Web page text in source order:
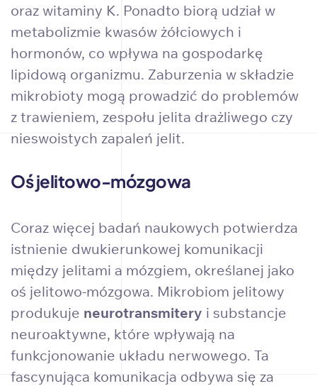
oraz witaminy K. Ponadto biorą udział w
metabolizmie kwasów żółciowych i
hormonów, co wpływa na gospodarkę
lipidową organizmu. Zaburzenia w składzie
mikrobioty mogą prowadzić do problemów
z trawieniem, zespołu jelita drażliwego czy
nieswoistych zapaleń jelit.
Oś jelitowo-mózgowa
Coraz więcej badań naukowych potwierdza
istnienie dwukierunkowej komunikacji
między jelitami a mózgiem, określanej jako
oś jelitowo-mózgowa. Mikrobiom jelitowy
produkuje neurotransmitery i substancje
neuroaktywne, które wpływają na
funkcjonowanie układu nerwowego. Ta
fascynująca komunikacja odbywa się za